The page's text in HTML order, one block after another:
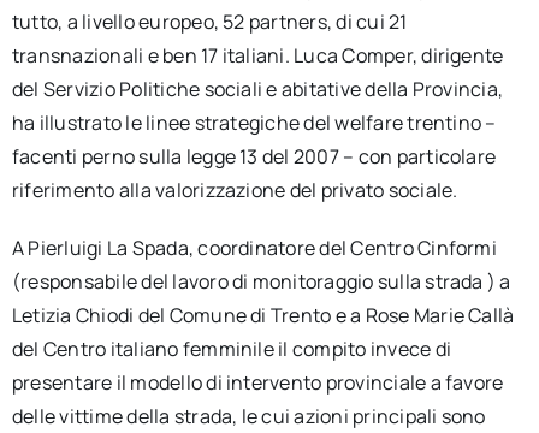
tutto, a livello europeo, 52 partners, di cui 21
transnazionali e ben 17 italiani. Luca Comper, dirigente
del Servizio Politiche sociali e abitative della Provincia,
ha illustrato le linee strategiche del welfare trentino –
facenti perno sulla legge 13 del 2007 – con particolare
riferimento alla valorizzazione del privato sociale.
A Pierluigi La Spada, coordinatore del Centro Cinformi
(responsabile del lavoro di monitoraggio sulla strada ) a
Letizia Chiodi del Comune di Trento e a Rose Marie Callà
del Centro italiano femminile il compito invece di
presentare il modello di intervento provinciale a favore
delle vittime della strada, le cui azioni principali sono